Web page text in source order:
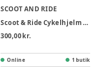
SCOOT AND RIDE
Scoot & Ride Cykelhjelm XXS-S - Rose
300,00 kr.
Online 1 butik